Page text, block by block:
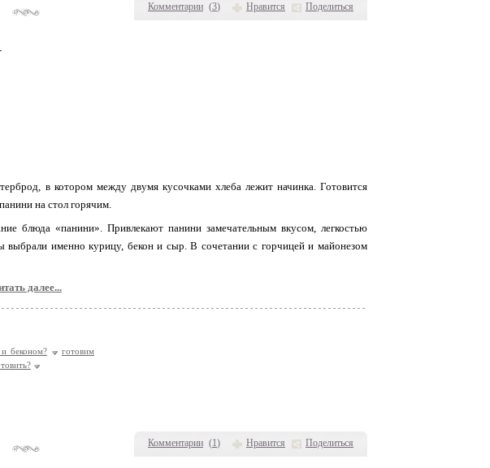
Комментарии (3) Нравится Поделиться
Комментарии (1) Нравится Поделиться
в котором между двумя кусочками хлеба лежит начинка. Готовится
на стол горячим.
блюда «панини». Привлекают панини замечательным вкусом, легкостью
именно курицу, бекон и сыр. В сочетании с горчицей и майонезом
далее...
беконом?
готовим